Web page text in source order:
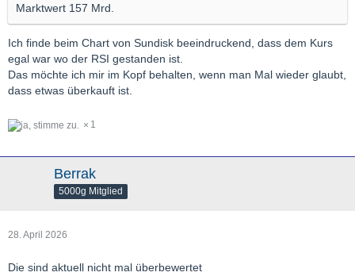
Marktwert 157 Mrd.
Ich finde beim Chart von Sundisk beeindruckend, dass dem Kurs
egal war wo der RSI gestanden ist.
Das möchte ich mir im Kopf behalten, wenn man Mal wieder glaubt,
dass etwas überkauft ist.
1
Berrak
5000g Mitglied
28. April 2026
Die sind aktuell nicht mal überbewertet